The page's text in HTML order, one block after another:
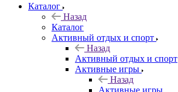
Каталог
Назад
Каталог
Активный отдых и спорт
Назад
Активный отдых и спорт
Активные игры
Назад
Активные игры